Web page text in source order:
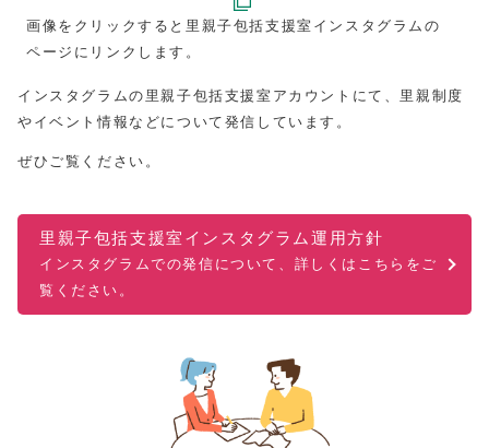
画像をクリックすると里親子包括支援室インスタグラムの
ページにリンクします。
インスタグラムの里親子包括支援室アカウントにて、里親制度
やイベント情報などについて発信しています。
ぜひご覧ください。
里親子包括支援室インスタグラム運用方針
インスタグラムでの発信について、詳しくはこちらをご
覧ください。